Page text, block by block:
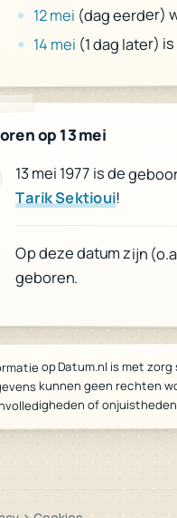
12 mei (dag eerder)
14 mei (1 dag later)
op 13 mei
13 mei 1977 is de
Tarik Sektioui!
Op deze datum zijn
geboren.
op Datum.nl is met
kunnen geen rechten
of